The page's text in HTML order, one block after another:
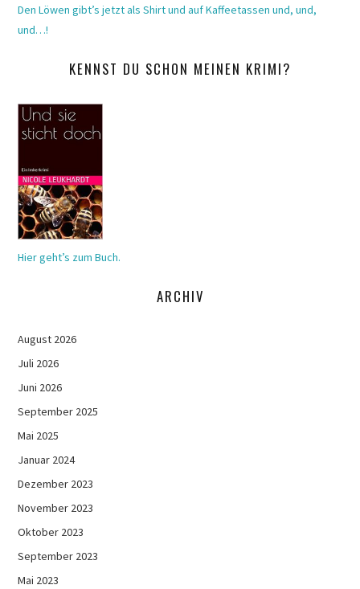
Den Löwen gibt’s jetzt als Shirt und auf Kaffeetassen und, und,
und…!
KENNST DU SCHON MEINEN KRIMI?
Hier geht’s zum Buch.
ARCHIV
August 2026
Juli 2026
Juni 2026
September 2025
Mai 2025
Januar 2024
Dezember 2023
November 2023
Oktober 2023
September 2023
Mai 2023